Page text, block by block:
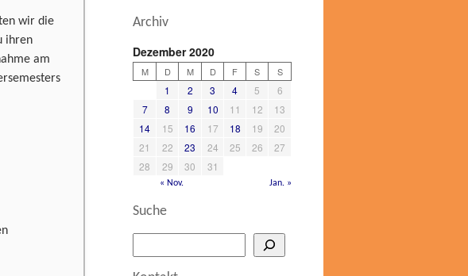
wir die
ihren
am
Archiv
Dezember 2020
M D M D F S S
1 2 3 4 5
6
7
8 9 10 11 12
13
14
15 16 17 18 19
20
21
22 23 24 25 26
27
28
29 30 31
« Nov. Jan. »
Suche